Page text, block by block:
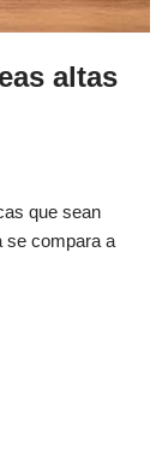
altas
que sean
se compara a